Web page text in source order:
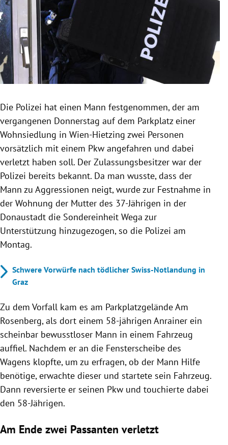
Untermenü
Untermenü
Untermenü
Untermenü
Untermenü
Die Polizei hat einen Mann festgenommen, der am
vergangenen Donnerstag auf dem Parkplatz einer
Wohnsiedlung in Wien-Hietzing zwei Personen
vorsätzlich mit einem Pkw angefahren und dabei
verletzt haben soll. Der Zulassungsbesitzer war der
Polizei bereits bekannt. Da man wusste, dass der
Mann zu Aggressionen neigt, wurde zur Festnahme in
der Wohnung der Mutter des 37-Jährigen in der
Donaustadt die Sondereinheit Wega zur
Unterstützung hinzugezogen, so die Polizei am
Montag.
Schwere Vorwürfe nach tödlicher Swiss-Notlandung in
Graz
Zu dem Vorfall kam es am Parkplatzgelände Am
Rosenberg, als dort einem 58-jährigen Anrainer ein
scheinbar bewusstloser Mann in einem Fahrzeug
auffiel. Nachdem er an die Fensterscheibe des
Wagens klopfte, um zu erfragen, ob der Mann Hilfe
benötige, erwachte dieser und startete sein Fahrzeug.
Dann reversierte er seinen Pkw und touchierte dabei
den 58-Jährigen.
Am Ende zwei Passanten verletzt